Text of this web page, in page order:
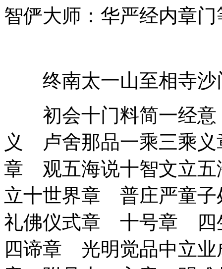
智俨大师：华严经内章
终南太一山至相寺沙
初会十门料简一经意
义 卢舍那品一乘三乘
章 观五海说十智文立
立十世界章 普庄严童
礼佛仪式章 十号章
四谛章 光明觉品中立